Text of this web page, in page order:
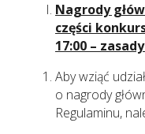
Nagrody
części
17:00 –
Aby wziąć
o nagrody
Regulaminu,